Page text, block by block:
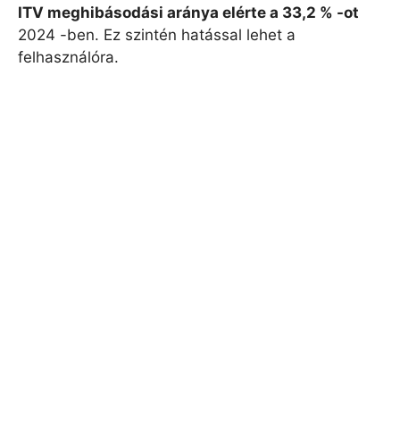
ITV meghibásodási aránya elérte a 33,2 % -ot
2024 -ben. Ez szintén hatással lehet a
felhasználóra.